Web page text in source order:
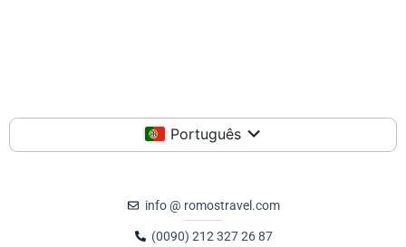
Português
info @ romostravel.com
(0090) 212 327 26 87